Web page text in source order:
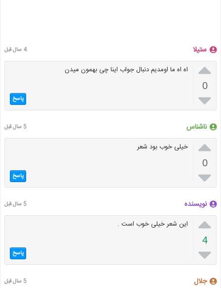
ستیلا 4 سال قبل

0

اه اه ما اومدیم دنبال جواب اینا چی بهمون میدن
پاسخ
ناشناس 5 سال قبل

0

خیلی خوب بود شعر
پاسخ
نویسنده 5 سال قبل

4

این شعر خیلی خوب است .
پاسخ
جلال 5 سال قبل